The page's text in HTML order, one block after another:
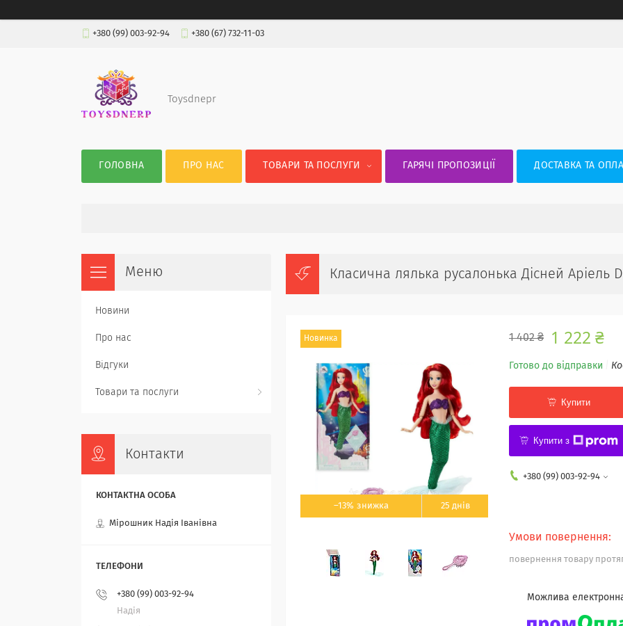
+380 (99) 003-92-94 +380 (67) 732-11-03
Toysdnepr
ГОЛОВНА ПРО НАС ТОВАРИ ТА ПОСЛУГИ ГАРЯЧІ ПРОПОЗИЦІЇ ДОСТАВКА ТА
Класична лялька русалонька Дісней Аріель
–13% 25 днів
Новинка 1 402 ₴ 1 222 ₴
Готово до відправки
Купити
Купити з
+380 (99) 003-92-94
повернення товару
Новини
Про нас
Відгуки
Товари та послуги
Контакти
Мірошник Надія Іванівна
+380 (99) 003-92-94
Надія